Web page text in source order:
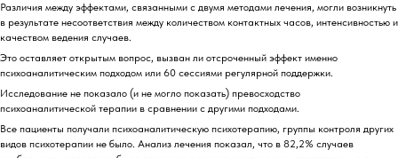
Различия между эффектами, связанными с двумя методами лечения, могли возникнуть
в результате несоответствия между количеством контактных часов, интенсивностью и
качеством ведения случаев.
Это оставляет открытым вопрос, вызван ли отсроченный эффект именно
психоаналитическим подходом или 60 сессиями регулярной поддержки.
Исследование не показало (и не могло показать) превосходство
психоаналитической терапии в сравнении с другими подходами.
Все пациенты получали психоаналитическую психотерапию, группы контроля других
видов психотерапии не было. Анализ лечения показал, что в 82,2% случаев